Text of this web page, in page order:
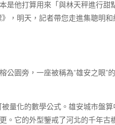
是他打算用來「與林天秤進行甜
，明天，記者帶您走進集聰明和
公園旁，一座被稱為“雄安之眼”
量化的數學公式。雄安城市盤算
。它的外型鑒戒了河北的千年古